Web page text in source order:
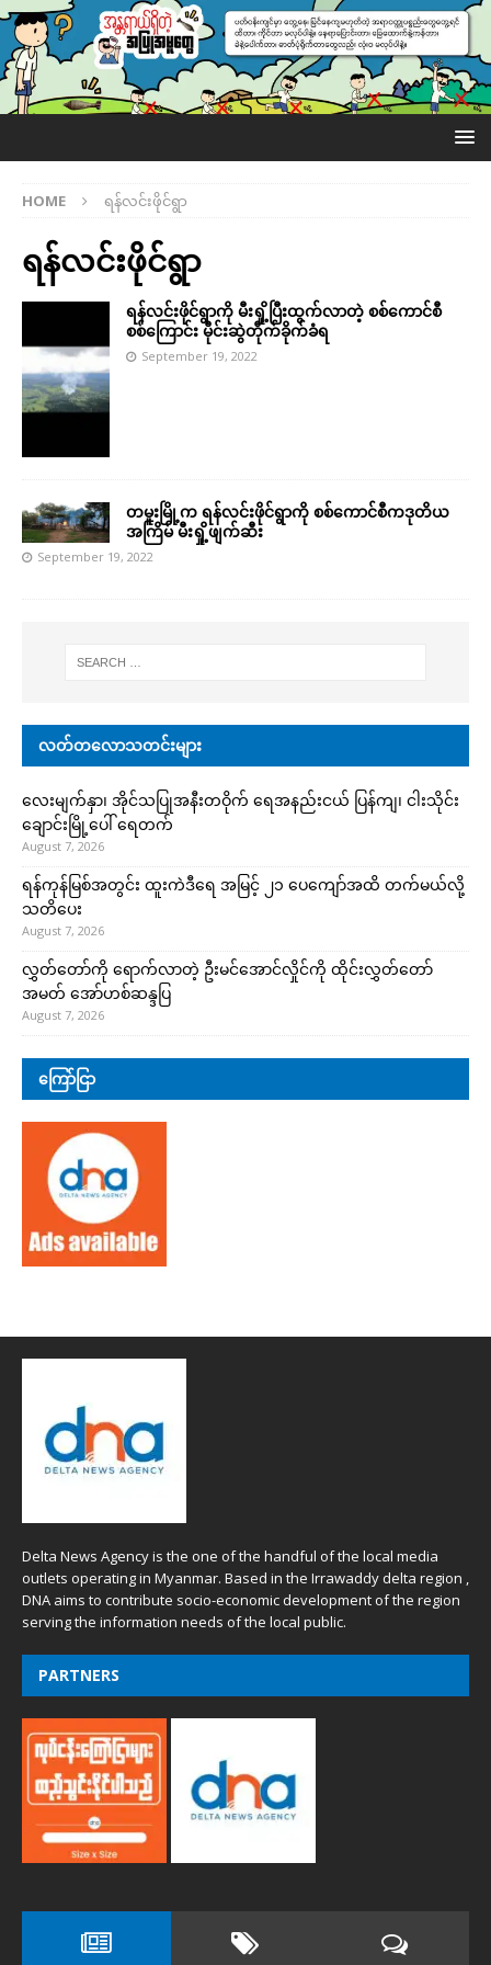
HOME ရန်လင်းဖိုင်ရွာ
ရန်လင်းဖိုင်ရွာ
ရန်လင်းဖိုင်ရွာကို မီးရှို့ပြီးထွက်လာတဲ့ စစ်ကောင်စီ
စစ်ကြောင်း မိုင်းဆွဲတိုက်ခိုက်ခံရ
September 19, 2022
တမူးမြို့က ရန်လင်းဖိုင်ရွာကို စစ်ကောင်စီကဒုတိယ
အကြိမ် မီးရှို့ဖျက်ဆီး
September 19, 2022
လတ်တလောသတင်းများ
လေးမျက်နှာ၊ အိုင်သပြုအနီးတဝိုက် ရေအနည်းငယ် ပြန်ကျ၊ ငါးသိုင်း
ချောင်းမြို့ပေါ် ရေတက်
August 7, 2026
ရန်ကုန်မြစ်အတွင်း ထူးကဲဒီရေ အ​မြင့် ၂၁ ပေကျော်အထိ တက်မယ်လို့
သတိပေး
August 7, 2026
လွှတ်တော်ကို ရောက်လာတဲ့ ဦးမင်အောင်လှိုင်ကို ထိုင်းလွှတ်တော်
အမတ် အော်ဟစ်ဆန္ဒပြ
August 7, 2026
ကြော်ငြာ
Delta News Agency is the one of the handful of the local media
outlets operating in Myanmar. Based in the Irrawaddy delta region ,
DNA aims to contribute socio-economic development of the region
serving the information needs of the local public.
PARTNERS